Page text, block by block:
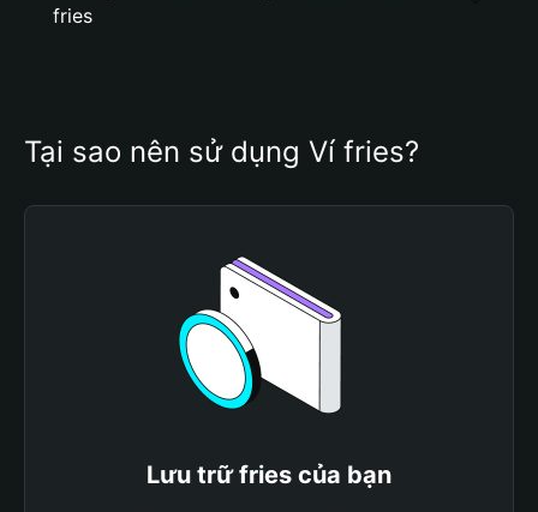
fries
Tại sao nên sử dụng Ví fries?
Lưu trữ fries của bạn